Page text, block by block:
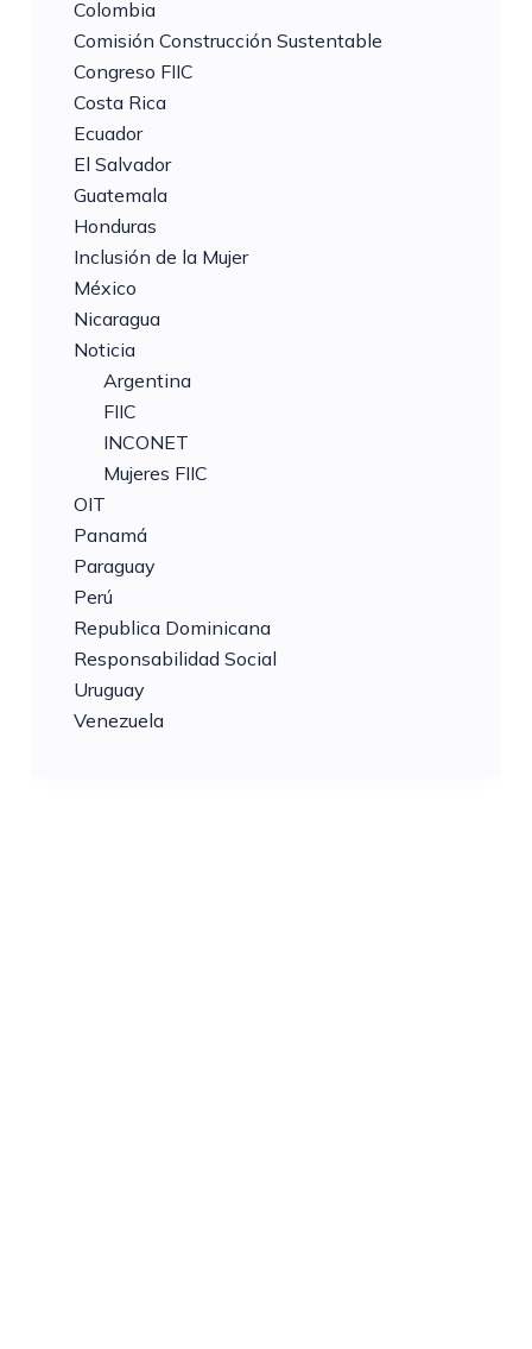
Colombia
Comisión Construcción Sustentable
Congreso FIIC
Costa Rica
Ecuador
El Salvador
Guatemala
Honduras
Inclusión de la Mujer
México
Nicaragua
Noticia
Argentina
FIIC
INCONET
Mujeres FIIC
OIT
Panamá
Paraguay
Perú
Republica Dominicana
Responsabilidad Social
Uruguay
Venezuela